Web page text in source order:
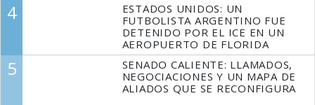
4
ESTADOS UNIDOS: UN
FUTBOLISTA ARGENTINO FUE
DETENIDO POR EL ICE EN UN
AEROPUERTO DE FLORIDA
5
SENADO CALIENTE: LLAMADOS,
NEGOCIACIONES Y UN MAPA DE
ALIADOS QUE SE RECONFIGURA